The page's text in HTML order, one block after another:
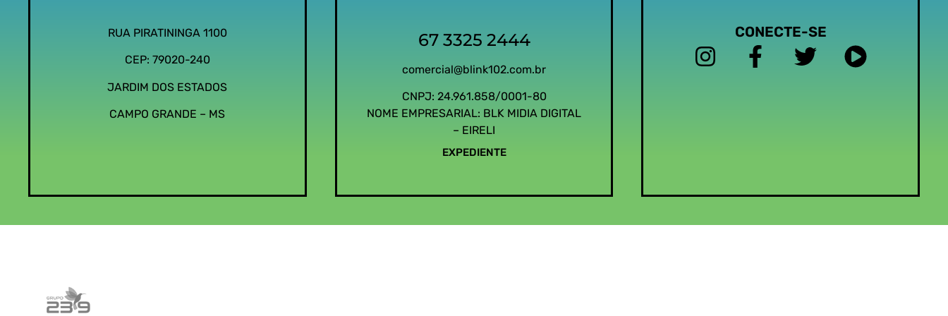
RUA PIRATININGA 1100
CEP: 79020-240
JARDIM DOS ESTADOS
CAMPO GRANDE – MS
67 3325 2444
comercial@blink102.com.br
CNPJ: 24.961.858/0001-80
NOME EMPRESARIAL: BLK MIDIA DIGITAL
– EIRELI
EXPEDIENTE
CONECTE-SE